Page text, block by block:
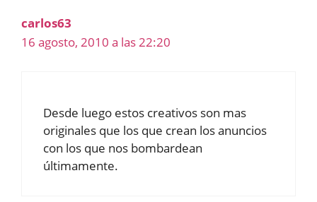
carlos63
16 agosto, 2010 a las 22:20
Desde luego estos creativos son mas
originales que los que crean los anuncios
con los que nos bombardean
últimamente.